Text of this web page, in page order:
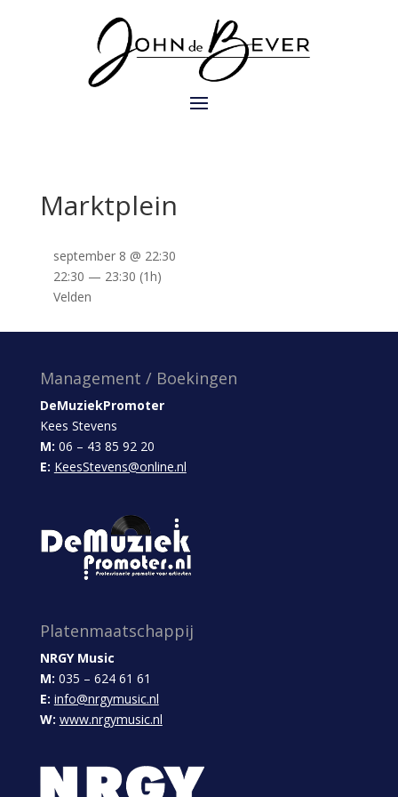
Marktplein
september 8 @ 22:30
22:30 — 23:30 (1h)
Velden
Management / Boekingen
DeMuziekPromoter
Kees Stevens
M: 06 – 43 85 92 20
E: KeesStevens@online.nl
Platenmaatschappij
NRGY Music
M: 035 – 624 61 61
E: info@nrgymusic.nl
W: www.nrgymusic.nl